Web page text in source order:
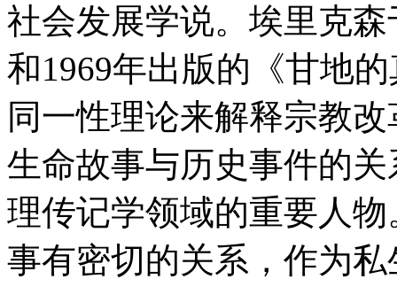
社会发展学说。埃里克
和1969年出版的《甘地
同一性理论来解释宗教
生命故事与历史事件的
理传记学领域的重要人
事有密切的关系，作为